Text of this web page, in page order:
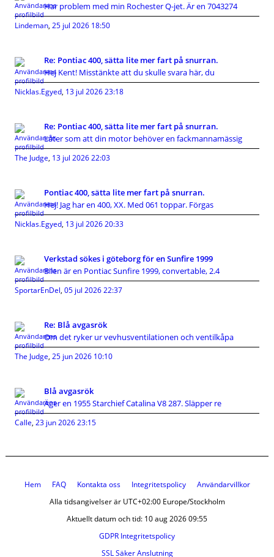
Har problem med min Rochester Q-jet. Är en 7043274
Lindeman, 25 jul 2026 18:50
Re: Pontiac 400, sätta lite mer fart på snurran.
Hej Kent! Misstänkte att du skulle svara här, du
Nicklas.Egyed, 13 jul 2026 23:18
Re: Pontiac 400, sätta lite mer fart på snurran.
Låter som att din motor behöver en fackmannamässig
The Judge, 13 jul 2026 22:03
Pontiac 400, sätta lite mer fart på snurran.
Hej! Jag har en 400, XX. Med 061 toppar. Förgas
Nicklas.Egyed, 13 jul 2026 20:33
Verkstad sökes i göteborg för en Sunfire 1999
Bilen är en Pontiac Sunfire 1999, convertable, 2.4
SportarEnDel, 05 jul 2026 22:37
Re: Blå avgasrök
Om det ryker ur vevhusventilationen och ventilkåpa
The Judge, 25 jun 2026 10:10
Blå avgasrök
Äger en 1955 Starchief Catalina V8 287. Släpper re
Calle, 23 jun 2026 23:15
Hem FAQ Kontakta oss Integritetspolicy
Användarvillkor
Alla tidsangivelser är UTC+02:00 Europe/Stockholm
Aktuellt datum och tid: 10 aug 2026 09:55
GDPR Integritetspolicy
SSL Säker Anslutning